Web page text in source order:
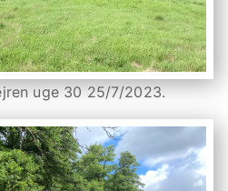
uge 30 25/7/2023.